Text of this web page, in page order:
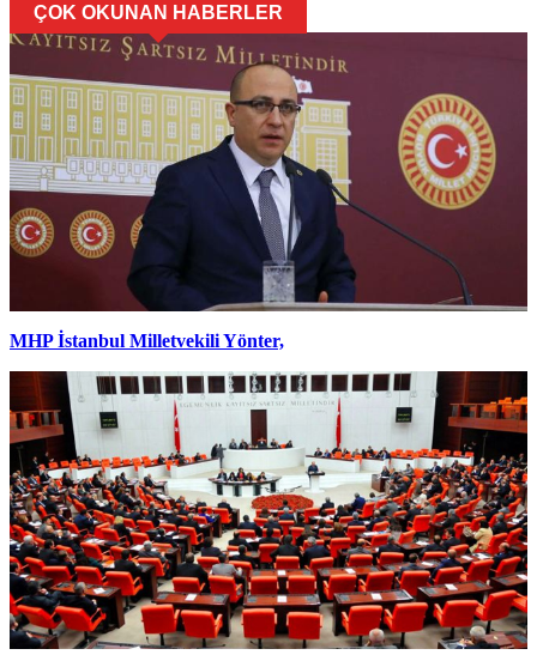
ÇOK OKUNAN HABERLER
MHP İstanbul Milletvekili Yönter,